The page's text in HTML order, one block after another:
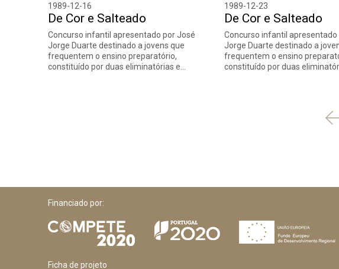
1989-12-16
De Cor e Salteado
Concurso infantil apresentado por José
Jorge Duarte destinado a jovens que
frequentem o ensino preparatório,
constituído por duas eliminatórias e…
1989-12-23
De Cor e Salteado
Concurso infantil apresentado
Jorge Duarte destinado a
frequentem o ensino
constituído por duas
'
Financiado por:
Ficha de projeto